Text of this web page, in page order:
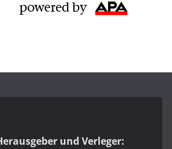
und Verleger: